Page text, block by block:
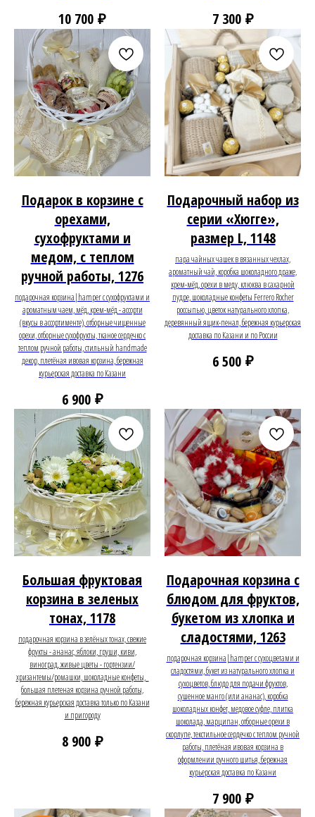
10 700 ₽ 7 300 ₽
Подарок в корзине с
орехами,
сухофруктами и
медом, с теплом
ручной работы, 1276
подарочная корзина|hamper с сухофруктами и
ароматным чаем, мёд, крем-мёд - ассорти
(вкусы в ассортименте), отборные чищенные
орехи, отборные сухофрукты, тканое сердечко с
теплом ручной работы, стильный handmade
декор, плетёная ивовая корзина, бережная
курьерская доставка по Казани
6 900 ₽
Подарочный набор из
серии «Хюгге»,
размер L, 1148
пара чайных чашек в вязанных чехлах,
ароматный чай, коробка шоколадного драже,
крем-мёд, орехи в меду, клюква в сахарной
пудре, шоколадные конфеты Ferrero Rocher
россыпью, цветок натурального хлопка,
деревянный ящик-пенал, бережная курьерская
доставка по Казани и по России
6 500 ₽
Большая фруктовая
корзина в зеленых
тонах, 1178
подарочная корзина в зелёных тонах, свежие
фрукты - ананас, яблоки, груши, киви,
виноград, живые цветы - гортензии/
хризантемы/ромашки, шоколадные конфеты,
большая плетеная корзина ручной работы,
бережная курьерская доставка только по Казани
и пригороду
8 900 ₽
Подарочная корзина с
блюдом для фруктов,
букетом из хлопка и
сладостями, 1263
подарочная корзина|hamper с сухоцветами и
сладостями, букет из натурального хлопка и
сухоцветов, блюдо для подачи фруктов,
сушенное манго (или ананас), коробка
шоколадных конфет, медовое суфле, плитка
шоколада, марципан, отборные орехи в
скорлупе, текстильное сердечко с теплом ручной
работы, плетёная ивовая корзина в
оформлении ручного шитья, бережная
курьерская доставка по Казани
7 900 ₽